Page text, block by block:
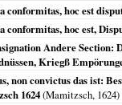
conformitas, hoc est
conformitas, hoc est,
Andere Section:
Kriegß
non convictus das ist:
1624(Mamitzsch, 1624)